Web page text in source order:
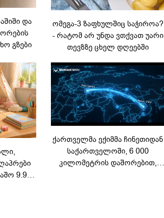
და
გზები
ომეგა-3 ზაფხულშიც საჭიროა?
- რატომ არ უნდა ვთქვათ უარი
თევზზე ცხელ დღეებში
9.90
ქართველმა ექიმმა ჩინეთიდან
საქართველოში, 6 000
კილომეტრის დაშორებით,